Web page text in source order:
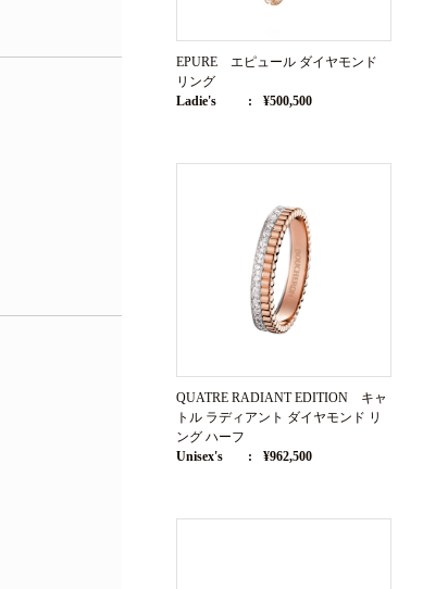
EPURE エピュール ダイヤモンド
リング
Ladie's
¥500,500
QUATRE RADIANT EDITION キャ
トル ラディアント ダイヤモンド リ
ング ハーフ
Unisex's
¥962,500